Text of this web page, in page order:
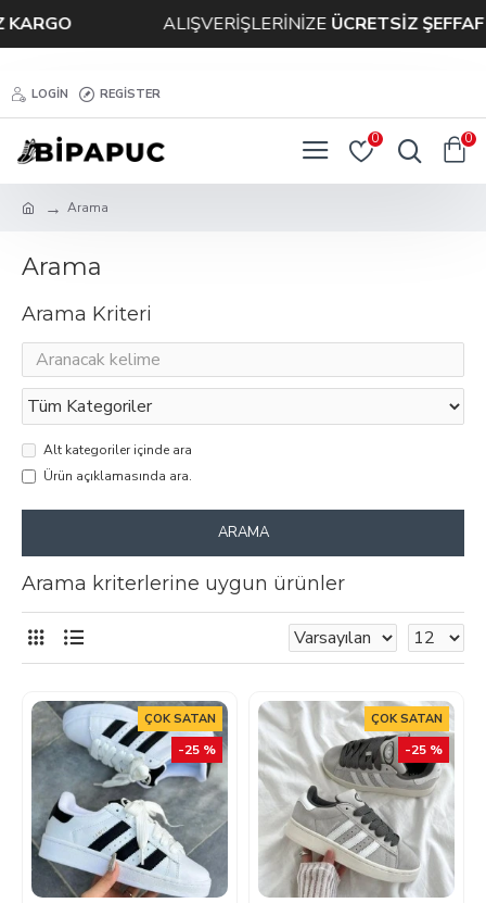
ALIŞVERİŞLERİNİZEÜCRETSİZ ŞEFFAF
LOGIN REGISTER
0 0
Arama
Arama
Arama Kriteri
Alt kategoriler içinde ara
Ürün açıklamasında ara.
ARAMA
Arama kriterlerine uygun ürünler
ÇOK SATAN
-25 %
ÇOK SATAN
-25 %